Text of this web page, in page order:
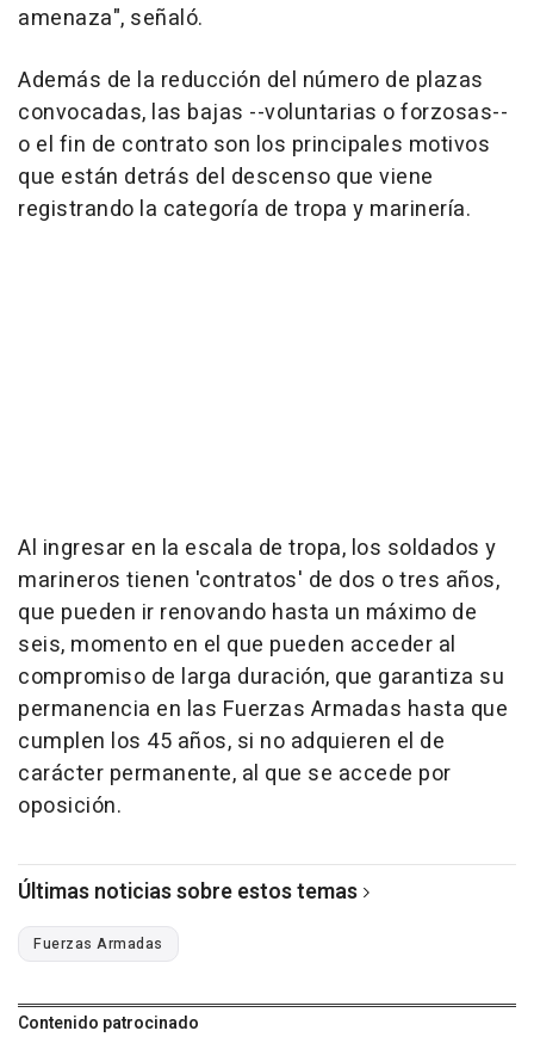
amenaza", señaló.
Además de la reducción del número de plazas
convocadas, las bajas --voluntarias o forzosas--
o el fin de contrato son los principales motivos
que están detrás del descenso que viene
registrando la categoría de tropa y marinería.
Al ingresar en la escala de tropa, los soldados y
marineros tienen 'contratos' de dos o tres años,
que pueden ir renovando hasta un máximo de
seis, momento en el que pueden acceder al
compromiso de larga duración, que garantiza su
permanencia en las Fuerzas Armadas hasta que
cumplen los 45 años, si no adquieren el de
carácter permanente, al que se accede por
oposición.
Últimas noticias sobre estos temas
Fuerzas Armadas
Contenido patrocinado